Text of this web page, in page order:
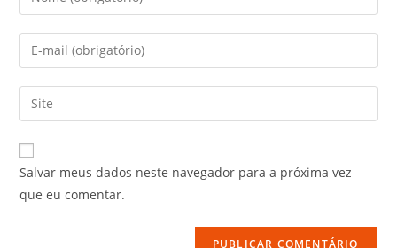
Salvar meus dados neste navegador para a próxima vez
que eu comentar.